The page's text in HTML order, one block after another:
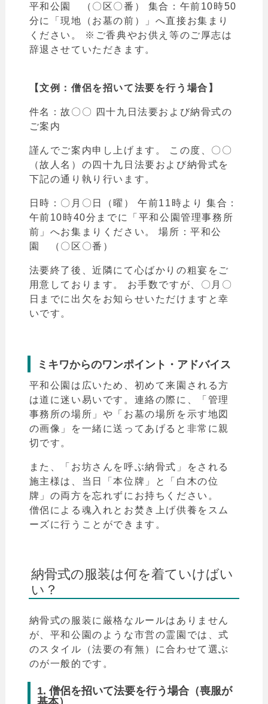
平和公園 （〇区〇番） 集合：午前10時50
分に「現地（お墓の前）」へ直接お集まり
ください。 ※ご香典やお供え等のご厚志は
辞退させていただきます。
【文例：僧侶を招いて法要を行う場合】
件名：故〇〇 四十九日法要および納骨式の
ご案内
謹んでご案内申し上げます。 この度、〇〇
（故人名）の四十九日法要および納骨式を
下記の通り執り行います。
日時：〇月〇日（曜） 午前11時より 集合：
午前10時40分までに「平和公園管理事務所
前」へお集まりください。 場所：平和公
園 （〇区〇番）
法要終了後、近隣にて心ばかりの粗宴をご
用意しております。 お手数ですが、〇月〇
日までに出欠をお知らせいただけますと幸
いです。
ミキワからのワンポイント・アドバイス
平和公園は広いため、初めて来園される方
は道に迷い易いです。連絡の際に、「管理
事務所の場所」や「お墓の場所を示す地図
の画像」を一緒に送ってあげると非常に親
切です。
また、「お坊さんを呼ぶ納骨式」をされる
施主様は、当日「本位牌」と「白木の位
牌」の両方を忘れずにお持ちください。
僧侶による魂入れとお焚き上げ供養をスム
ーズに行うことができます。
納骨式の服装は何を着ていけばい
い？
納骨式の服装に厳格なルールはありません
が、平和公園のような市営の霊園では、式
のスタイル（法要の有無）に合わせて選ぶ
のが一般的です。
1. 僧侶を招いて法要を行う場合（喪服が